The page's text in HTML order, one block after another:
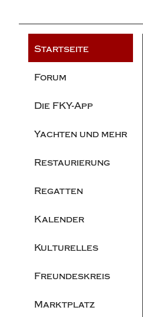
Startseite
Forum
Die FKY-App
Yachten und mehr
Restaurierung
Regatten
Kalender
Kulturelles
Freundeskreis
Marktplatz